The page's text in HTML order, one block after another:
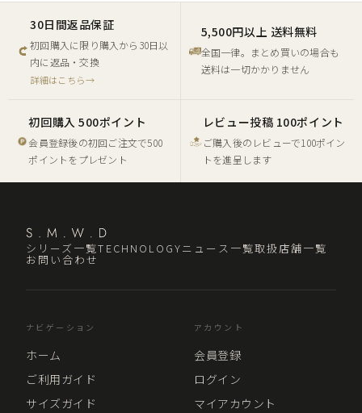
30日間返品保証
初回購入に限り購入から30日以
内に返品・交換
詳細はこちら→
5,500円以上 送料無料
全国一律。まとめ買いの場合も
送料は一切かかりません
初回購入 500ポイント
会員登録後の初回ご注文で500
ポイントをプレゼント
レビュー投稿 100ポイント
ご購入後のレビューで100ポイン
トを進呈します
シリーズ一覧TECHNOLOGYニュース一覧取扱店舗一覧
お問い合わせ
ナビゲーション
ホーム
ご利用ガイド
サイズガイド
アカウント
会員登録
ログイン
マイアカウント